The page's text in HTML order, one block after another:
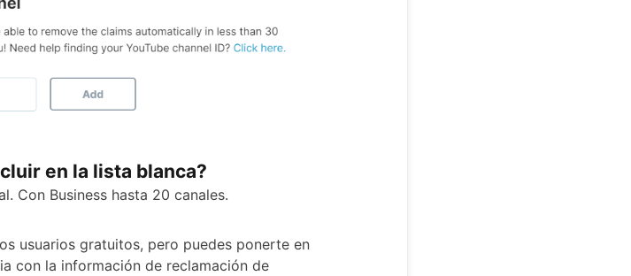
en la lista blanca?
Con Business hasta 20 canales.
usuarios gratuitos, pero puedes ponerte en
con la información de reclamación de